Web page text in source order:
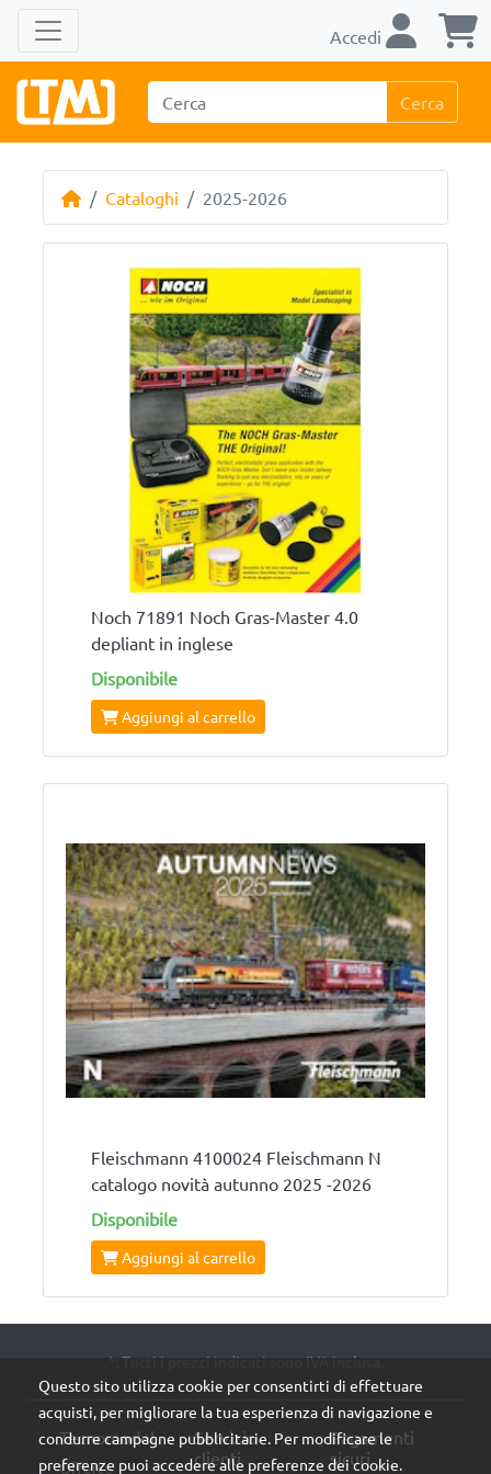
Accedi
Cerca
Cataloghi 2025-2026
Noch 71891 Noch Gras-Master 4.0
depliant in inglese
Disponibile
Aggiungi al carrello
Fleischmann 4100024 Fleischmann N
catalogo novità autunno 2025 -2026
Disponibile
Aggiungi al carrello
*: Tutti i prezzi indicati sono IVA inclusa.
Tecnomodel
Offerte
Servizio
clienti
Pagamenti
sicuri
Questo sito utilizza cookie per consentirti di effettuare
acquisti, per migliorare la tua esperienza di navigazione e
condurre campagne pubblicitarie. Per modificare le
preferenze puoi accedere alle preferenze dei cookie.